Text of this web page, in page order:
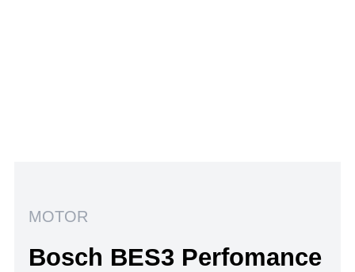
MOTOR
Bosch BES3 Perfomance